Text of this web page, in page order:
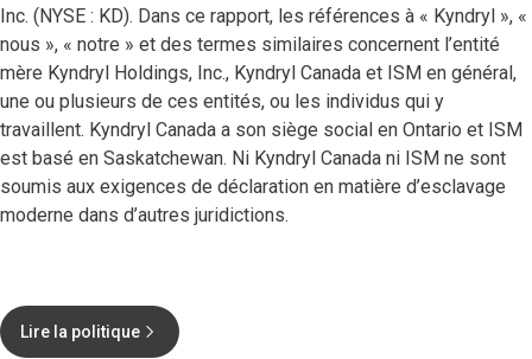
Inc. (NYSE : KD). Dans ce rapport, les références à « Kyndryl », «
nous », « notre » et des termes similaires concernent l’entité
mère Kyndryl Holdings, Inc., Kyndryl Canada et ISM en général,
une ou plusieurs de ces entités, ou les individus qui y
travaillent. Kyndryl Canada a son siège social en Ontario et ISM
est basé en Saskatchewan. Ni Kyndryl Canada ni ISM ne sont
soumis aux exigences de déclaration en matière d’esclavage
moderne dans d’autres juridictions.
Lire la politique